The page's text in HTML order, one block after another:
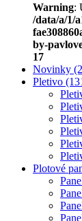
Warning:
/data/a/1/
by-
17
Novinky
Pletivo
Plotové